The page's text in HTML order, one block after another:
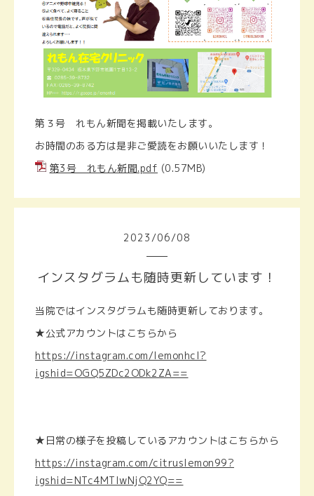
第３号 れもん新聞を掲載いたします。
お時間のある方は是非ご愛読をお願いいたします！
第3号 れもん新聞.pdf (0.57MB)
2023 /06/08
インスタグラムも随時更新しています！
当院ではインスタグラムも随時更新しております。
★公式アカウントはこちらから
https://instagram.com/lemonhcl?
igshid=OGQ5ZDc2ODk2ZA==
★日常の様子を投稿しているアカウントはこちらから
https://instagram.com/citruslemon99?
igshid=NTc4MTIwNjQ2YQ==